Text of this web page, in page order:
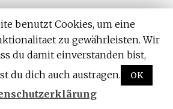
angenommen, dass
Bioverfügbarkeit von DHA
ist eine der 3 bekannten
Diese Fettmoleküle
für ihre
Eigenschaften
weil Kurkuma die
benutzt Cookies, um eine
zu gewährleisten. Wir
du damit einverstanden bist,
du dich auch austragen.
OK